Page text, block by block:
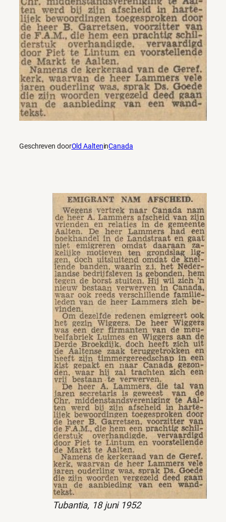
Geschreven doorOld AalteninCanada
Tubantia, 18 juni 1952